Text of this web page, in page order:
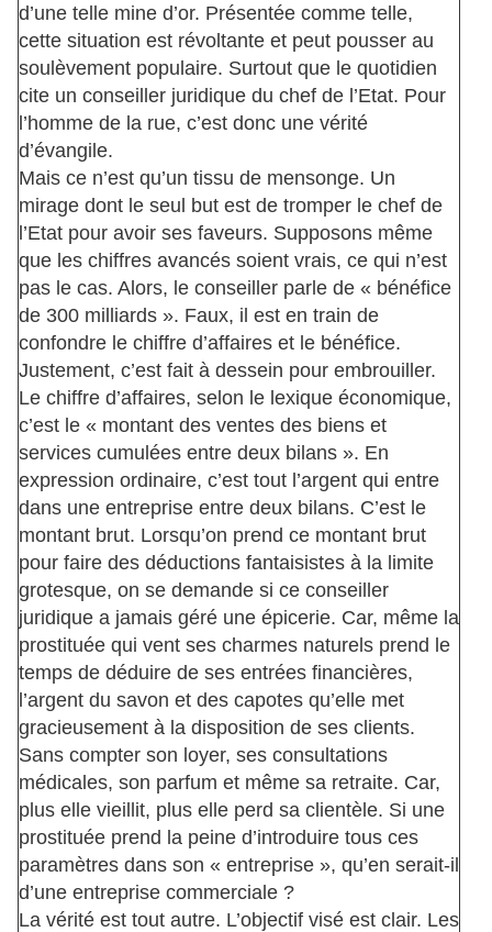
d’une telle mine d’or. Présentée comme telle,
cette situation est révoltante et peut pousser au
soulèvement populaire. Surtout que le quotidien
cite un conseiller juridique du chef de l’Etat. Pour
l’homme de la rue, c’est donc une vérité
d’évangile.
Mais ce n’est qu’un tissu de mensonge. Un
mirage dont le seul but est de tromper le chef de
l’Etat pour avoir ses faveurs. Supposons même
que les chiffres avancés soient vrais, ce qui n’est
pas le cas. Alors, le conseiller parle de « bénéfice
de 300 milliards ». Faux, il est en train de
confondre le chiffre d’affaires et le bénéfice.
Justement, c’est fait à dessein pour embrouiller.
Le chiffre d’affaires, selon le lexique économique,
c’est le « montant des ventes des biens et
services cumulées entre deux bilans ». En
expression ordinaire, c’est tout l’argent qui entre
dans une entreprise entre deux bilans. C’est le
montant brut. Lorsqu’on prend ce montant brut
pour faire des déductions fantaisistes à la limite
grotesque, on se demande si ce conseiller
juridique a jamais géré une épicerie. Car, même la
prostituée qui vent ses charmes naturels prend le
temps de déduire de ses entrées financières,
l’argent du savon et des capotes qu’elle met
gracieusement à la disposition de ses clients.
Sans compter son loyer, ses consultations
médicales, son parfum et même sa retraite. Car,
plus elle vieillit, plus elle perd sa clientèle. Si une
prostituée prend la peine d’introduire tous ces
paramètres dans son « entreprise », qu’en serait-il
d’une entreprise commerciale ?
La vérité est tout autre. L’objectif visé est clair. Les